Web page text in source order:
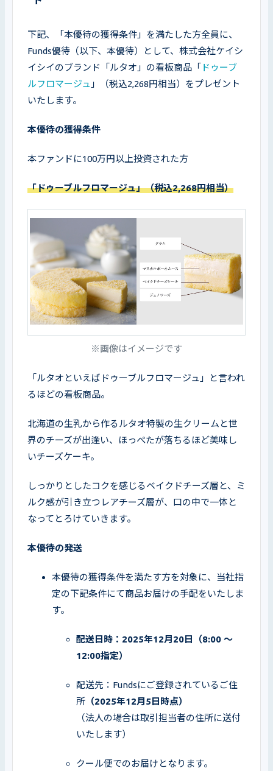
下記、「本優待の獲得条件」を満たした方全員に、
Funds優待（以下、本優待）として、株式会社ケイシ
イシイのブランド「ルタオ」の看板商品「 ドゥーブ
ルフロマージュ 」（税込2,268円相当）をプレゼント
いたします。
本優待の獲得条件
本ファンドに100万円以上投資された方
「ドゥーブルフロマージュ」（税込2,268円相当）
※画像はイメージです
「ルタオといえばドゥーブルフロマージュ」と言われ
るほどの看板商品。
北海道の生乳から作るルタオ特製の生クリームと世
界のチーズが出逢い、ほっぺたが落ちるほど美味し
いチーズケーキ。
しっかりとしたコクを感じるベイクドチーズ層と、ミ
ルク感が引き立つレアチーズ層が、口の中で一体と
なってとろけていきます。
本優待の発送
本優待の獲得条件を満たす方を対象に、当社指
定の下記条件にて商品お届けの手配をいたしま
す。
配送日時：2025年12月20日（8:00 ～
12:00指定）
配送先：Fundsにご登録されているご住
所 （2025年12月5日時点）
（法人の場合は取引担当者の住所に送付
いたします）
クール便でのお届けとなります。